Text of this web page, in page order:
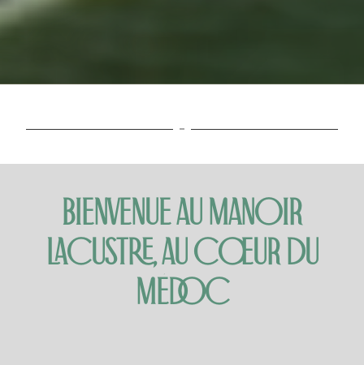
BIENVENUE AU MANOIR
LACUSTRE, AU CŒUR DU
MÉDOC